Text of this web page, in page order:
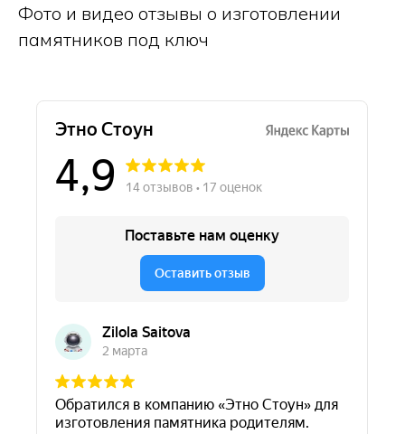
Фото и видео отзывы о изготовлении
памятников под ключ